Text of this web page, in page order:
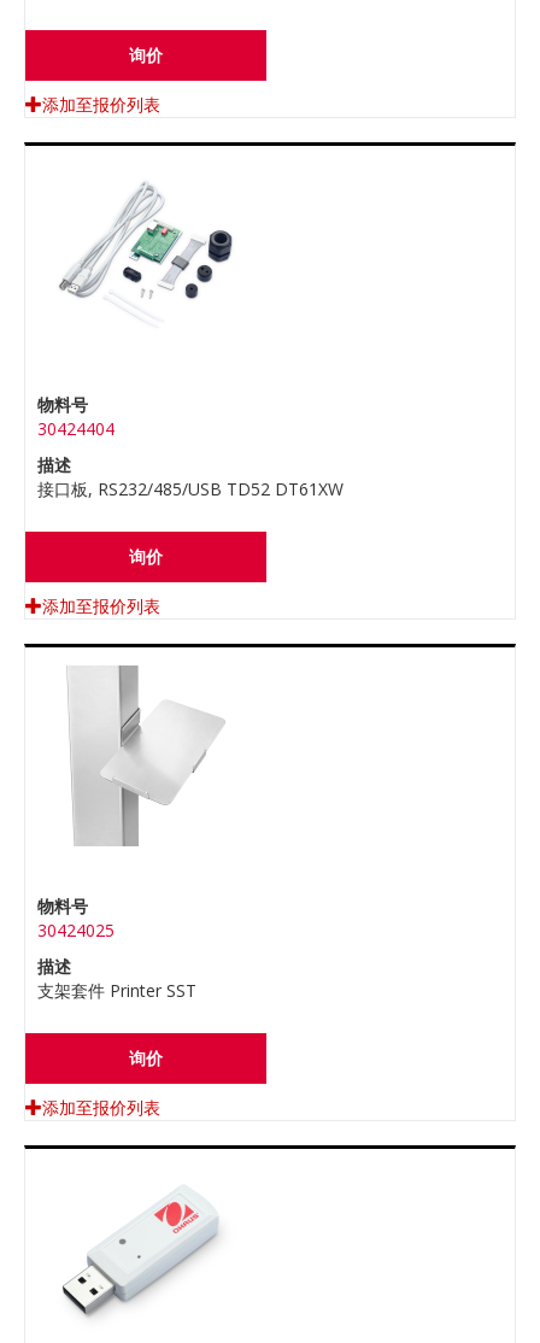
询价
添加至报价列表
物料号
30424404
描述
接口板, RS232/485/USB TD52 DT61XW
询价
添加至报价列表
物料号
30424025
描述
支架套件 Printer SST
询价
添加至报价列表